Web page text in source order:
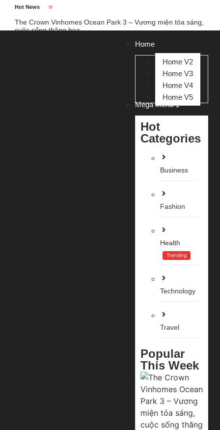
Hot News
The Crown Vinhomes Ocean Park 3 – Vương miện tỏa sáng,
cuộc sống thăng hoa
Home
Home V2
Home V3
Home V4
Home V5
Mega Menu 1
Hot
Categories
Business
Fashion
Health
Trending
Technology
Travel
Popular
This Week